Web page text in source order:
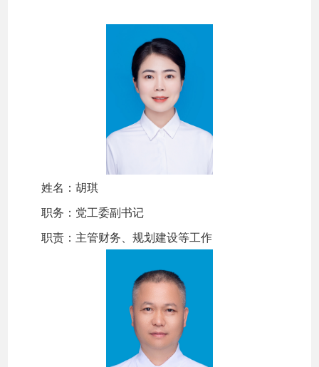
姓名：胡琪
职务：党工委副书记
职责：主管财务、规划建设等工作